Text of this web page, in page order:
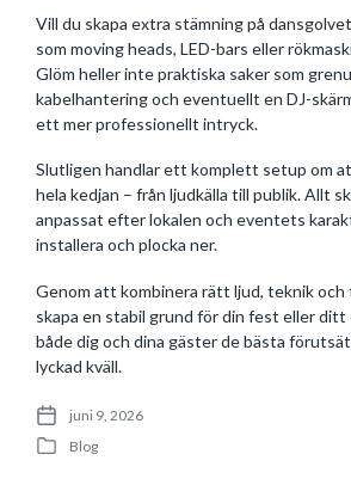
Vill du skapa extra stämning på
som moving heads, LED-bars eller
Glöm heller inte praktiska saker som
kabelhantering och eventuellt en DJ-
ett mer professionellt intryck.
Slutligen handlar ett komplett setup om
hela kedjan – från ljudkälla till publik. Allt
anpassat efter lokalen och eventets
installera och plocka ner.
Genom att kombinera rätt ljud, teknik och
skapa en stabil grund för din fest eller
både dig och dina gäster de bästa
lyckad kväll.
P
juni 9, 2026
P
Blog